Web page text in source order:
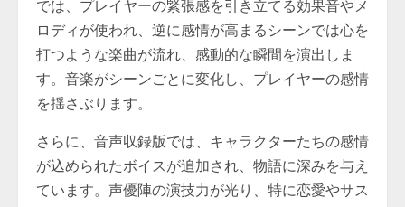
では、プレイヤーの緊張感を引き立てる効果音やメ
ロディが使われ、逆に感情が高まるシーンでは心を
打つような楽曲が流れ、感動的な瞬間を演出しま
す。音楽がシーンごとに変化し、プレイヤーの感情
を揺さぶります。
さらに、音声収録版では、キャラクターたちの感情
が込められたボイスが追加され、物語に深みを与え
ています。声優陣の演技力が光り、特に恋愛やサス